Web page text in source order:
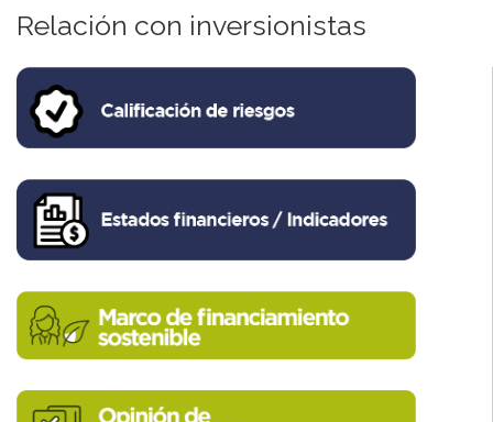
Relación con inversionistas